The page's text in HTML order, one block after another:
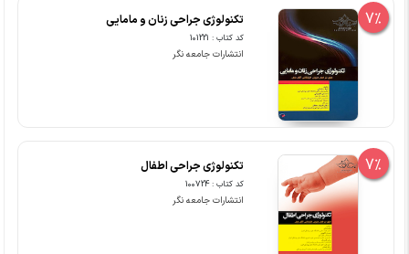
7% تکنولوژی جراحی زنان و مامایی
کد کتاب : 101221
انتشارات جامعه نگر
7% تکنولوژی جراحی اطفال
کد کتاب : 100724
انتشارات جامعه نگر